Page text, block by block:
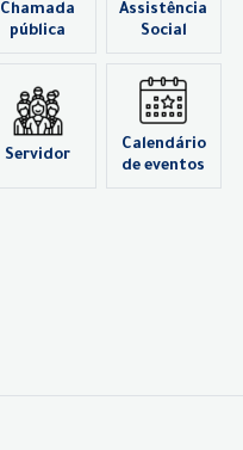
Chamada
pública
Assistência
Social
Servidor
Calendário
de eventos